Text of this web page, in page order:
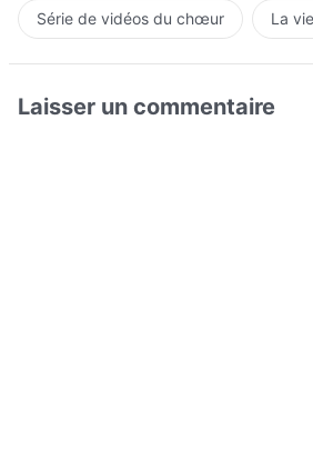
Série de vidéos du chœur La
Laisser un commentaire